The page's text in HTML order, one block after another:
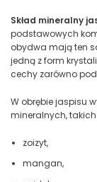
Skład mineralny
podstawowych
obydwa mają ten
jedną z form
cechy zarówno
W obrębie jaspisu
mineralnych, takich
zoizyt,
mangan,